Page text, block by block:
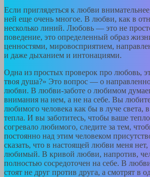
Если приглядеться к любви
ней еще очень многое. В любви, как в
несколько линий. Любовь — это не
поведение, это определенный образ
ценностями, мировосприятием,
и даже дыханием и интонациями.
Одна из простых проверок про любовь,
твоя душа?» Это вопрос — о
любви. В любви-заботе о любимом
внимания на нем, а не на себе. Вы
любимого человека как бы в луче света,
тепла. И вы заботитесь, чтобы ваше
согревало любимого, следите за тем,
постоянно над этим человеком
сказать, что в настоящей любви меня нет,
любимый. В кривой любви, напротив,
полностью сосредоточен на себе. В
стоят не друг против друга, а смотрят в